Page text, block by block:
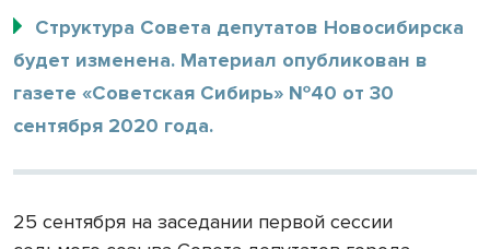
Структура Совета депутатов Новосибирска
будет изменена. Материал опубликован в
газете «Советская Сибирь» №40 от 30
сентября 2020 года.
25 сентября на заседании первой сессии